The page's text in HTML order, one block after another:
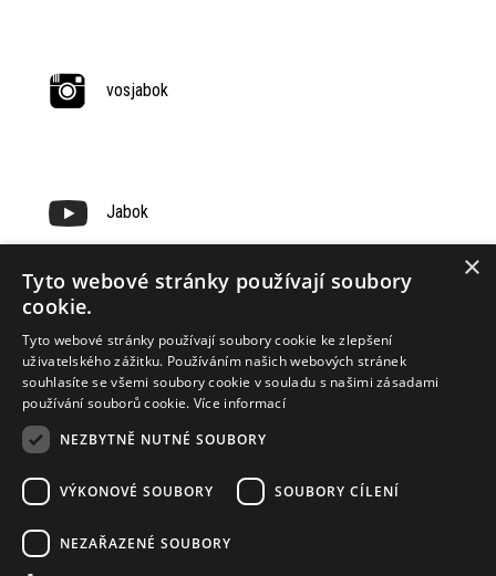
vosjabok
Jabok
Our Sponsors
×
Tyto webové stránky používají soubory
cookie.
Tyto webové stránky používají soubory cookie ke zlepšení
uživatelského zážitku. Používáním našich webových stránek
souhlasíte se všemi soubory cookie v souladu s našimi zásadami
používání souborů cookie. Více informací
NEZBYTNĚ NUTNÉ SOUBORY
VÝKONOVÉ SOUBORY SOUBORY CÍLENÍ
NEZAŘAZENÉ SOUBORY